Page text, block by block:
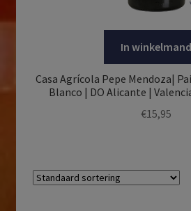
In winkelmand
Casa Agrícola Pepe Mendoza|
Blanco | DO Alicante |
€15,95